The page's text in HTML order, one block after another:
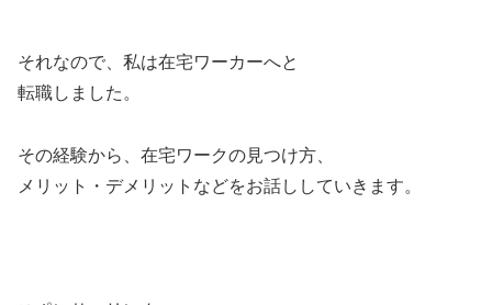
それなので、私は在宅ワーカーへと
転職しました。
その経験から、在宅ワークの見つけ方、
メリット・デメリットなどをお話ししていきます。